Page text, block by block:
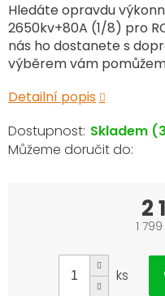
Hledáte opravdu
2650kv+80A (1/8) pro
nás ho dostanete s
výběrem vám
Detailní popis
Skladem
2
1
ks